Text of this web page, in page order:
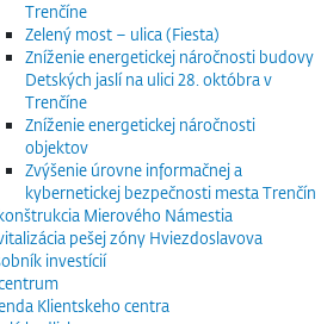
Trenčíne
Zelený most – ulica (Fiesta)
Zníženie energetickej náročnosti budovy
Detských jaslí na ulici 28. októbra v
Trenčíne
Zníženie energetickej náročnosti
objektov
Zvýšenie úrovne informačnej a
kybernetickej bezpečnosti mesta Trenčín
Mierového Námestia
pešej zóny Hviezdoslavova
investícií
Klientskeho centra